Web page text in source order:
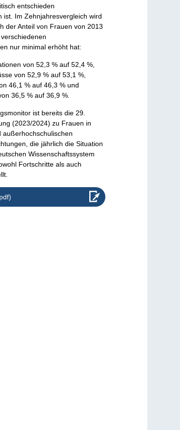
entschieden
ist. Im Zehnjahresvergleich wird
der Anteil von Frauen von 2013
nur minimal erhöht hat:
von 52,3 % auf 52,4 %,
von 52,9 % auf 53,1 %,
46,1 % auf 46,3 % und
36,5 % auf 36,9 %.
ist bereits die 29.
(2023/2024) zu Frauen in
außerhochschulischen
die jährlich die Situation
Wissenschaftssystem
Fortschritte als auch